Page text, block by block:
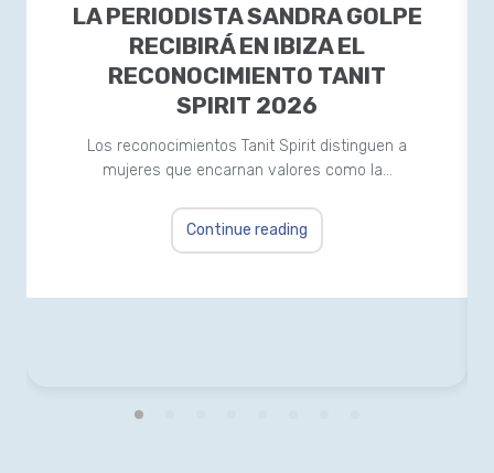
LA PERIODISTA SANDRA GOLPE
RECIBIRÁ EN IBIZA EL
RECONOCIMIENTO TANIT
SPIRIT 2026
Los reconocimientos Tanit Spirit distinguen a
mujeres que encarnan valores como la…
Continue reading